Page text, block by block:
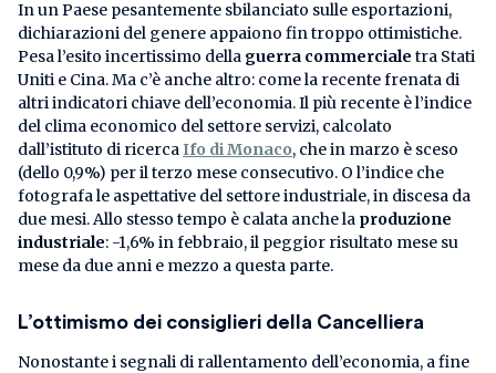
In un Paese pesantemente sbilanciato sulle esportazioni,
dichiarazioni del genere appaiono fin troppo ottimistiche.
Pesa l’esito incertissimo della guerra commerciale tra Stati
Uniti e Cina. Ma c’è anche altro: come la recente frenata di
altri indicatori chiave dell’economia. Il più recente è l’indice
del clima economico del settore servizi, calcolato
dall’istituto di ricercaIfo di Monaco, che in marzo è sceso
(dello 0,9%) per il terzo mese consecutivo. O l’indice che
fotografa le aspettative del settore industriale, in discesa da
due mesi. Allo stesso tempo è calata anche la produzione
industriale: -1,6% in febbraio, il peggior risultato mese su
mese da due anni e mezzo a questa parte.
L’ottimismo dei consiglieri della Cancelliera
Nonostante i segnali di rallentamento dell’economia, a fine